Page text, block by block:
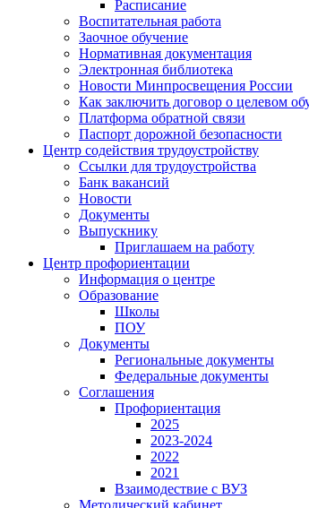
Расписание
Воспитательная работа
Заочное обучение
Нормативная документация
Электронная библиотека
Новости Минпросвещения России
Как заключить договор о целевом
Платформа обратной связи
Паспорт дорожной безопасности
Центр содействия трудоустройству
Ссылки для трудоустройства
Банк вакансий
Новости
Документы
Выпускнику
Приглашаем на работу
Центр профориентации
Информация о центре
Образование
Школы
ПОУ
Документы
Региональные документы
Федеральные документы
Соглашения
Профориентация
2025
2023-2024
2022
2021
Взаимодествие с ВУЗ
Методический кабинет